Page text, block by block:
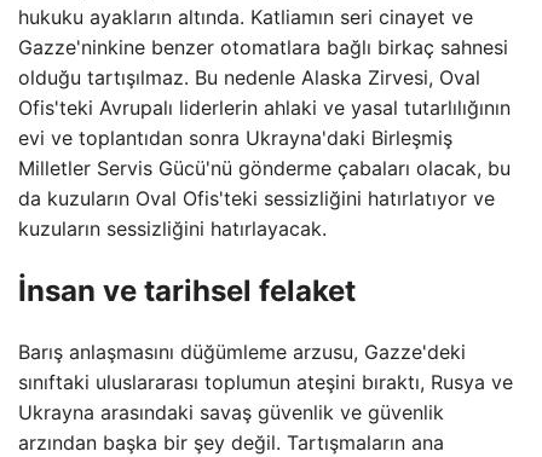
hukuku ayakların altında. Katliamın seri cinayet ve
Gazze'ninkine benzer otomatlara bağlı birkaç sahnesi
olduğu tartışılmaz. Bu nedenle Alaska Zirvesi, Oval
Ofis'teki Avrupalı ​​liderlerin ahlaki ve yasal tutarlılığının
evi ve toplantıdan sonra Ukrayna'daki Birleşmiş
Milletler Servis Gücü'nü gönderme çabaları olacak, bu
da kuzuların Oval Ofis'teki sessizliğini hatırlatıyor ve
kuzuların sessizliğini hatırlayacak.
İnsan ve tarihsel felaket
Barış anlaşmasını düğümleme arzusu, Gazze'deki
sınıftaki uluslararası toplumun ateşini bıraktı, Rusya ve
Ukrayna arasındaki savaş güvenlik ve güvenlik
arzından başka bir şey değil. Tartışmaların ana